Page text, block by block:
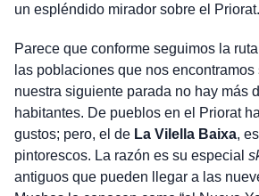
un espléndido mirador sobre el Priorat.
Parece que conforme seguimos la
las poblaciones que nos encontramos
nuestra siguiente parada no hay más
habitantes. De pueblos en el Priorat
gustos; pero, el de La Vilella Baixa,
pintorescos. La razón es su especial
antiguos que pueden llegar a las